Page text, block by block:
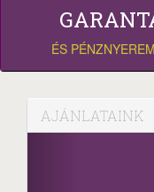
ÉS
AJÁNLATAINK